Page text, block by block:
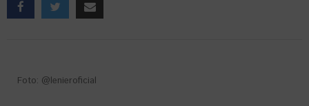
Foto: @lenieroficial